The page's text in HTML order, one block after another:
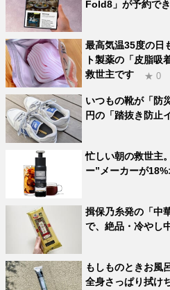
Fold8」が予約で
最高気温35度の日
ト製薬の「皮脂吸
救世主です
★ 0
いつもの靴が「防
円の「踏抜き防止
忙しい朝の救世主
ー”メーカーが18%
揖保乃糸発の「中
で、絶品・冷やし
もしものときお風
全身さっぱり拭け